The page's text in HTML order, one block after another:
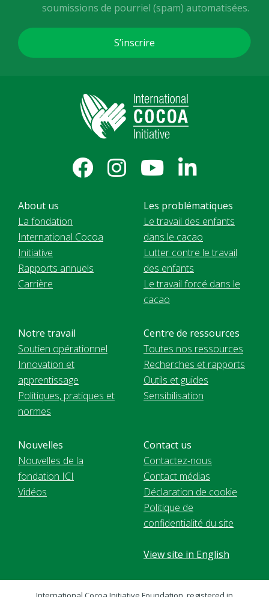
soumissions de pourriel (spam) automatisées.
About us
La fondation
International Cocoa
Initiative
Rapports annuels
Carrière
Les problématiques
Le travail des enfants
dans le cacao
Lutter contre le travail
des enfants
Le travail forcé dans le
cacao
Notre travail
Soutien opérationnel
Innovation et
apprentissage
Politiques, pratiques et
normes
Centre de ressources
Toutes nos ressources
Recherches et rapports
Outils et guides
Sensibilisation
Nouvelles
Nouvelles de la
fondation ICI
Vidéos
Contact us
Contactez-nous
Contact médias
Déclaration de cookie
Politique de
confidentialité du site
View site in English